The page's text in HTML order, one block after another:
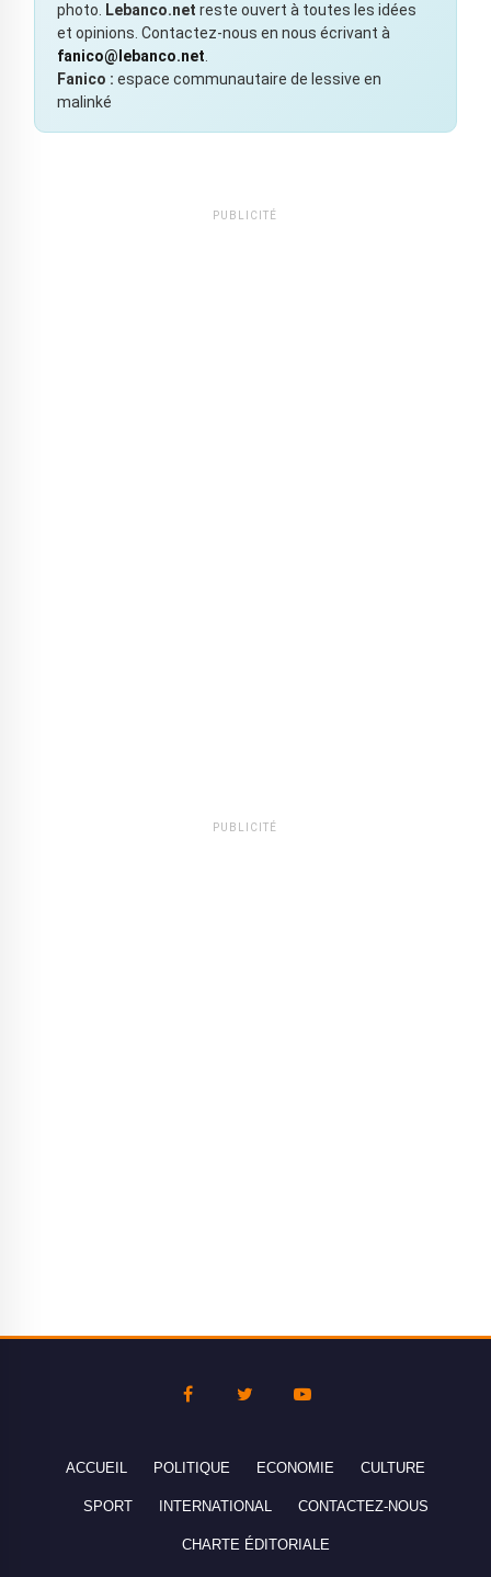
photo.
Lebanco.net reste ouvert à toutes les idées
et opinions. Contactez-nous en nous écrivant à
fanico@lebanco.net
Fanico : espace communautaire de lessive en
malinké
PUBLICITÉ
PUBLICITÉ
ACCUEIL POLITIQUE ECONOMIE CULTURE
SPORT INTERNATIONAL CONTACTEZ-NOUS
CHARTE ÉDITORIALE